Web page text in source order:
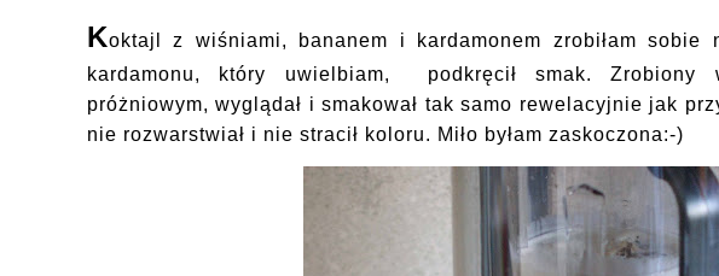
Koktajl z wiśniami, bananem i kardamonem zrobiłam
kardamonu, który uwielbiam, podkręcił smak. Zrobiony
próżniowym, wyglądał i smakował tak samo rewelacyjnie jak
nie rozwarstwiał i nie stracił koloru. Miło byłam zaskoczona:-)